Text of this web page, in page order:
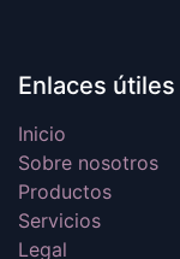
Enlaces útiles
Inicio
Sobre nosotros
Productos
Servicios
Legal